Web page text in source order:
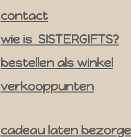
a
m
contact
wie is SISTERGIFTS?
bestellen als winkel
verkooppunten
cadeau laten